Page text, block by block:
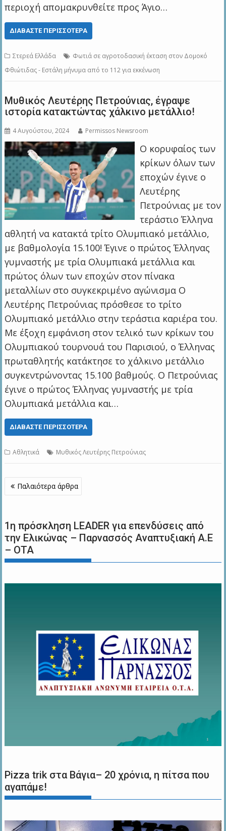
περιοχή απομακρυνθείτε προς Άγιο…
ΔΙΑΒΆΣΤΕ ΠΕΡΙΣΣΌΤΕΡΑ
Στερεά Ελλάδα
Φωτιά σε αγροτοδασική έκταση στον Δομοκό
Φθιώτιδας - Εστάλη μήνυμα από το 112 για εκκένωση
Μυθικός Λευτέρης Πετρούνιας, έγραψε
ιστορία κατακτώντας χάλκινο μετάλλιο!
4 Αυγούστου, 2024 Permissos Newsroom
Ο κορυφαίος των
κρίκων όλων των
εποχών έγινε ο
Λευτέρης
Πετρούνιας με τον
τεράστιο Έλληνα
αθλητή να κατακτά τρίτο Ολυμπιακό μετάλλιο,
με βαθμολογία 15.100! Έγινε ο πρώτος Έλληνας
γυμναστής με τρία Ολυμπιακά μετάλλια και
πρώτος όλων των εποχών στον πίνακα
μεταλλίων στο συγκεκριμένο αγώνισμα Ο
Λευτέρης Πετρούνιας πρόσθεσε το τρίτο
Ολυμπιακό μετάλλιο στην τεράστια καριέρα του.
Με έξοχη εμφάνιση στον τελικό των κρίκων του
Ολυμπιακού τουρνουά του Παρισιού, ο Έλληνας
πρωταθλητής κατάκτησε το χάλκινο μετάλλιο
συγκεντρώνοντας 15.100 βαθμούς. Ο Πετρούνιας
έγινε ο πρώτος Έλληνας γυμναστής με τρία
Ολυμπιακά μετάλλια και…
ΔΙΑΒΆΣΤΕ ΠΕΡΙΣΣΌΤΕΡΑ
Αθλητικά Μυθικός Λευτέρης Πετρούνιας
Πλοήγηση
άρθρων
Παλαιότερα άρθρα
1η πρόσκληση LEADER για επενδύσεις από
την Ελικώνας – Παρνασσός Αναπτυξιακή Α.Ε
– ΟΤΑ
Pizza trik στα Βάγια– 20 χρόνια, η πίτσα που
αγαπάμε!